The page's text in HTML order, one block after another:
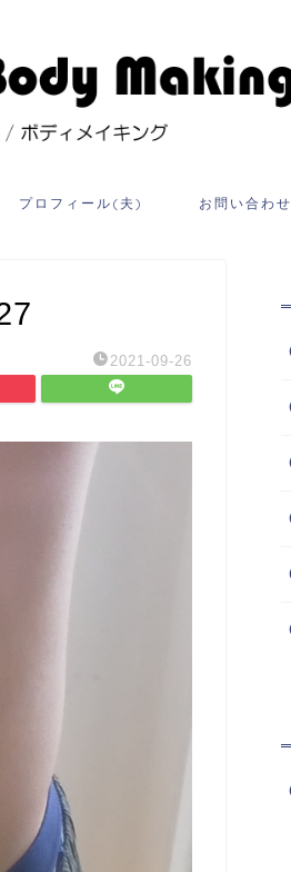
プロフィール(夫) お問い合わせ
2021-09-26